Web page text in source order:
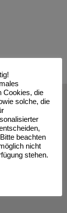
Reserved
Cookies, die
solche, die
beachten
nicht
stehen.